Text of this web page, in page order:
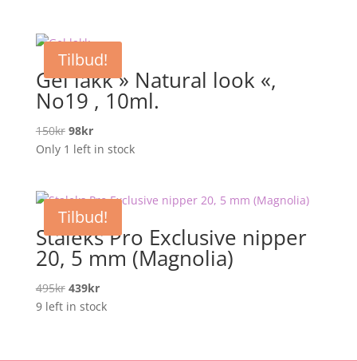
Tilbud!
Gel lakk » Natural look «,
No19 , 10ml.
150kr Opprinnelig
pris
98krNåværende
pris
Only 1 left in stock
Tilbud!
Staleks Pro Exclusive nipper
20, 5 mm (Magnolia)
495kr Opprinnelig
pris
439krNåværende
pris
9 left in stock